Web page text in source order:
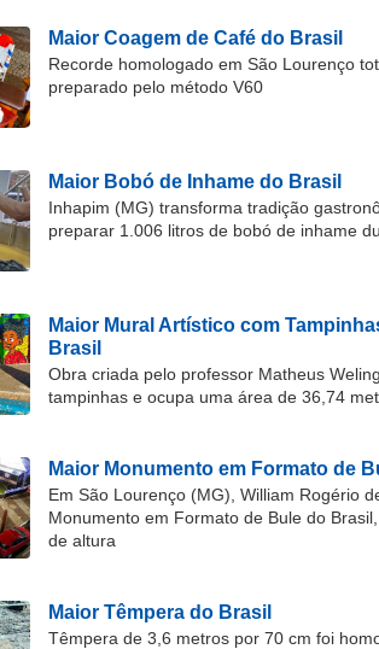
Maior Coagem de Café do Brasil
Recorde homologado em São Lourenço
preparado pelo método V60
Maior Bobó de Inhame do Brasil
Inhapim (MG) transforma tradição
preparar 1.006 litros de bobó de inhame
Maior Mural Artístico com
Brasil
Obra criada pelo professor Matheus
tampinhas e ocupa uma área de 36,74
Maior Monumento em Formato de
Em São Lourenço (MG), William Rogério
Monumento em Formato de Bule do
de altura
Maior Têmpera do Brasil
Têmpera de 3,6 metros por 70 cm foi